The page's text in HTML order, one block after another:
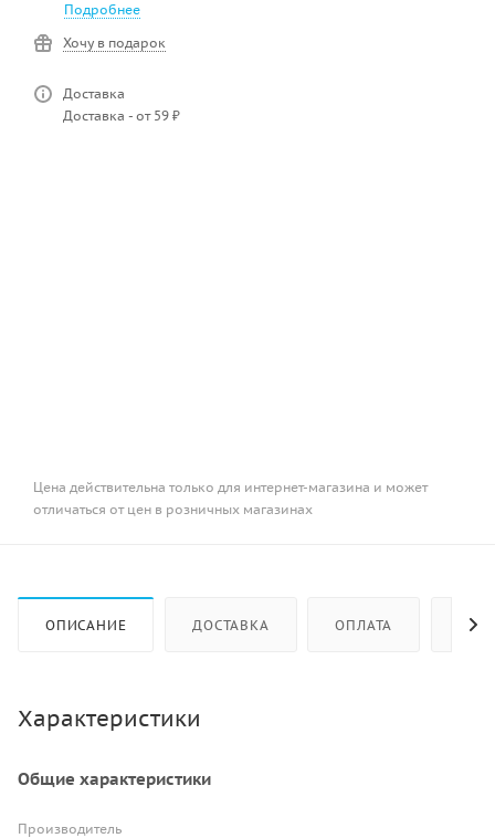
Подробнее
Хочу в подарок
Доставка
Доставка - от 59 ₽
Цена действительна только для интернет-магазина и может
отличаться от цен в розничных магазинах
ОПИСАНИЕ ДОСТАВКА ОПЛАТА
Характеристики
Общие характеристики
Производитель